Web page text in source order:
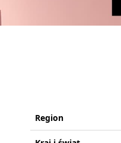
Region